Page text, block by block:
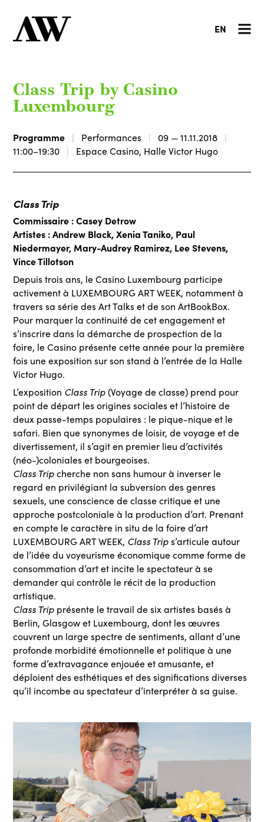
EN
Class Trip by Casino
Luxembourg
Programme Performances
09 — 11.11.2018
11:00–19:30
Espace Casino, Halle Victor Hugo
Class Trip
Commissaire : Casey Detrow
Artistes : Andrew Black, Xenia Taniko, Paul
Niedermayer, Mary-Audrey Ramirez, Lee Stevens,
Vince Tillotson
Depuis trois ans, le Casino Luxembourg participe
activement à LUXEMBOURG ART WEEK, notamment à
travers sa série des Art Talks et de son ArtBookBox.
Pour marquer la continuité de cet engagement et
s’inscrire dans la démarche de prospection de la
foire, le Casino présente cette année pour la première
fois une exposition sur son stand à l’entrée de la Halle
Victor Hugo.
L’exposition Class Trip(Voyage de classe) prend pour
point de départ les origines sociales et l’histoire de
deux passe-temps populaires : le pique-nique et le
safari. Bien que synonymes de loisir, de voyage et de
divertissement, il s’agit en premier lieu d’activités
(néo-)coloniales et bourgeoises.
Class Tripcherche non sans humour à inverser le
regard en privilégiant la subversion des genres
sexuels, une conscience de classe critique et une
approche postcoloniale à la production d’art. Prenant
en compte le caractère in situ de la foire d’art
LUXEMBOURG ART WEEK, Class Trips’articule autour
de l’idée du voyeurisme économique comme forme de
consommation d’art et incite le spectateur à se
demander qui contrôle le récit de la production
artistique.
Class Trip présente le travail de six artistes basés à
Berlin, Glasgow et Luxembourg, dont les œuvres
couvrent un large spectre de sentiments, allant d’une
profonde morbidité émotionnelle et politique à une
forme d’extravagance enjouée et amusante, et
déploient des esthétiques et des significations diverses
qu’il incombe au spectateur d’interpréter à sa guise.